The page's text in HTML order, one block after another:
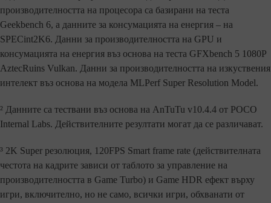
производителността на процесора са базирани на теста
Geekbench 6, а данните за консумацията на енергия – на
SPECint2K6. Данни за производителността на GPU и
консумацията на енергия въз основа на теста GFXbench 5 1080P
AztecRuins Vulkan. Данни за производителността на изкуствения
интелект въз основа на модела MLPerf Super Resolution Model.
² Данните са тествани въз основа на AnTuTu v10.4.4 от POCO
Internal Labs. Действителните резултати могат да се различават.
³ 2K Super резолюция, 120FPS Smart frame rate (действителната
честота на кадрите зависи от таблото за управление на
производителността в Game Turbo) и Game HDR ефект върху
игри, включително, но не само, всички игри, обхванати от